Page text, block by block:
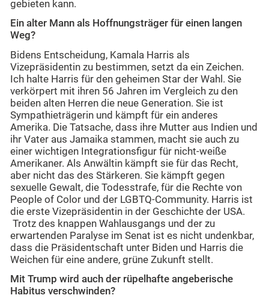
gebieten kann.
Ein alter Mann als Hoffnungsträger für einen langen
Weg?
Bidens Entscheidung, Kamala Harris als
Vizepräsidentin zu bestimmen, setzt da ein Zeichen.
Ich halte Harris für den geheimen Star der Wahl. Sie
verkörpert mit ihren 56 Jahren im Vergleich zu den
beiden alten Herren die neue Generation. Sie ist
Sympathieträgerin und kämpft für ein anderes
Amerika. Die Tatsache, dass ihre Mutter aus Indien und
ihr Vater aus Jamaika stammen, macht sie auch zu
einer wichtigen Integrationsfigur für nicht-weiße
Amerikaner. Als Anwältin kämpft sie für das Recht,
aber nicht das des Stärkeren. Sie kämpft gegen
sexuelle Gewalt, die Todesstrafe, für die Rechte von
People of Color und der LGBTQ-Community. Harris ist
die erste Vizepräsidentin in der Geschichte der USA.
Trotz des knappen Wahlausgangs und der zu
erwartenden Paralyse im Senat ist es nicht undenkbar,
dass die Präsidentschaft unter Biden und Harris die
Weichen für eine andere, grüne Zukunft stellt.
Mit Trump wird auch der rüpelhafte angeberische
Habitus verschwinden?